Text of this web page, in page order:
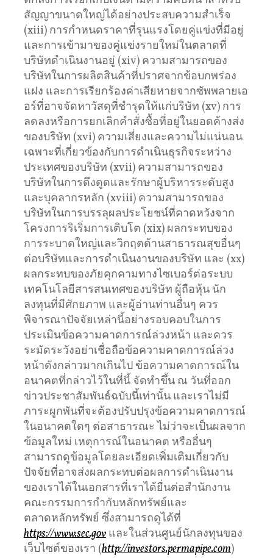
สัญญาขนาดใหญ่ได้อย่างประสบความสำเร็จ
(xiii) การกำหนดราคาที่รุนแรงโดยคู่แข่งที่มีอยู่
และการเข้ามาของคู่แข่งรายใหม่ในตลาดที่
บริษัทดำเนินงานอยู่ (xiv) ความสามารถของ
บริษัทในการผลิตสินค้าที่ปราศจากข้อบกพร่อง
แฝง และการเรียกร้องค่าเสียหายจากซัพพลายเอ
อร์ที่อาจจัดหาวัสดุที่ชำรุดให้แก่บริษัท (xv) การ
ลดลงหรือการยกเลิกคำสั่งซื้อที่อยู่ในยอดค้างส่ง
ของบริษัท (xvi) ความเสี่ยงและความไม่แน่นอน
เฉพาะที่เกี่ยวข้องกับการดำเนินธุรกิจระหว่าง
ประเทศของบริษัท (xvii) ความสามารถของ
บริษัทในการดึงดูดและรักษาผู้บริหารระดับสูง
และบุคลากรหลัก (xviii) ความสามารถของ
บริษัทในการบรรลุผลประโยชน์ที่คาดหวังจาก
โครงการริเริ่มการเติบโต (xix) ผลกระทบของ
การระบาดใหญ่และวิกฤตด้านสาธารณสุขอื่นๆ
ต่อบริษัทและการดำเนินงานของบริษัท และ (xx)
ผลกระทบของภัยคุกคามทางไซเบอร์ต่อระบบ
เทคโนโลยีสารสนเทศของบริษัท ผู้ถือหุ้น นัก
ลงทุนที่มีศักยภาพ และผู้อ่านท่านอื่นๆ ควร
พิจารณาปัจจัยเหล่านี้อย่างรอบคอบในการ
ประเมินข้อความคาดการณ์ล่วงหน้า และควร
ระมัดระวังอย่าเชื่อถือข้อความคาดการณ์ล่วง
หน้าดังกล่าวมากเกินไป ข้อความคาดการณ์ใน
อนาคตที่กล่าวไว้ในที่นี้ จัดทำขึ้น ณ วันที่ออก
ข่าวประชาสัมพันธ์ฉบับนี้เท่านั้น และเราไม่มี
ภาระผูกพันที่จะต้องปรับปรุงข้อความคาดการณ์
ในอนาคตใดๆ ต่อสาธารณะ ไม่ว่าจะเป็นผลจาก
ข้อมูลใหม่ เหตุการณ์ในอนาคต หรืออื่นๆ
สามารถดูข้อมูลโดยละเอียดเพิ่มเติมเกี่ยวกับ
ปัจจัยที่อาจส่งผลกระทบต่อผลการดำเนินงาน
ของเราได้ในเอกสารที่เราได้ยื่นต่อสำนักงาน
คณะกรรมการกำกับหลักทรัพย์และ
ตลาดหลักทรัพย์ ซึ่งสามารถดูได้ที่
https://www.sec.gov และในส่วนศูนย์นักลงทุนของ
เว็บไซต์ของเรา (http://investors.permapipe.com)